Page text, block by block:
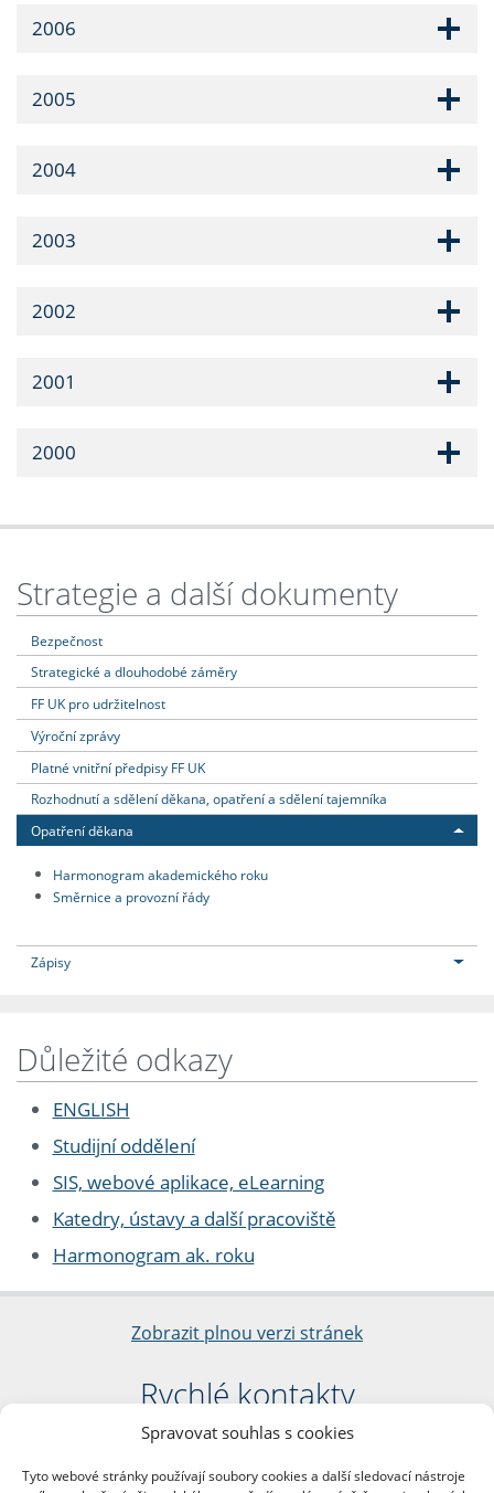
Spravovat souhlas s cookies
Tyto webové stránky používají soubory cookies a další sledovací nástroje
2006
2005
2004
2003
2002
2001
2000
Strategie a další dokumenty
Bezpečnost
Strategické a dlouhodobé záměry
FF UK pro udržitelnost
Výroční zprávy
Platné vnitřní předpisy FF UK
Rozhodnutí a sdělení děkana, opatření a sdělení tajemníka
Opatření děkana
Harmonogram akademického roku
Směrnice a provozní řády
Zápisy
Důležité odkazy
ENGLISH
Studijní oddělení
SIS, webové aplikace, eLearning
Katedry, ústavy a další pracoviště
Harmonogram ak. roku
Zobrazit plnou verzi stránek
Rychlé kontakty
Filozofická fakulta
nám. Jana Palacha 1/2